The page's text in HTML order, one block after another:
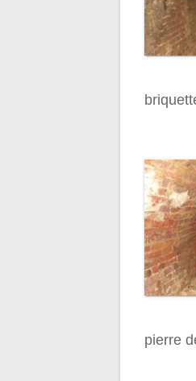
pierre